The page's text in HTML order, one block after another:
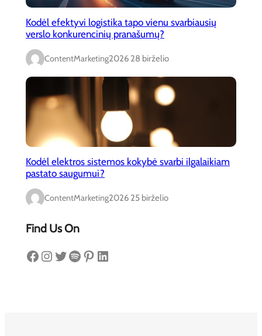
Kodėl efektyvi logistika tapo vienu svarbiausių
verslo konkurencinių pranašumų?
ContentMarketing2026 28 birželio
Kodėl elektros sistemos kokybė svarbi ilgalaikiam
pastato saugumui?
ContentMarketing2026 25 birželio
Find Us On
Facebook Instagram Twitter Spotify Pinterest LinkedIn